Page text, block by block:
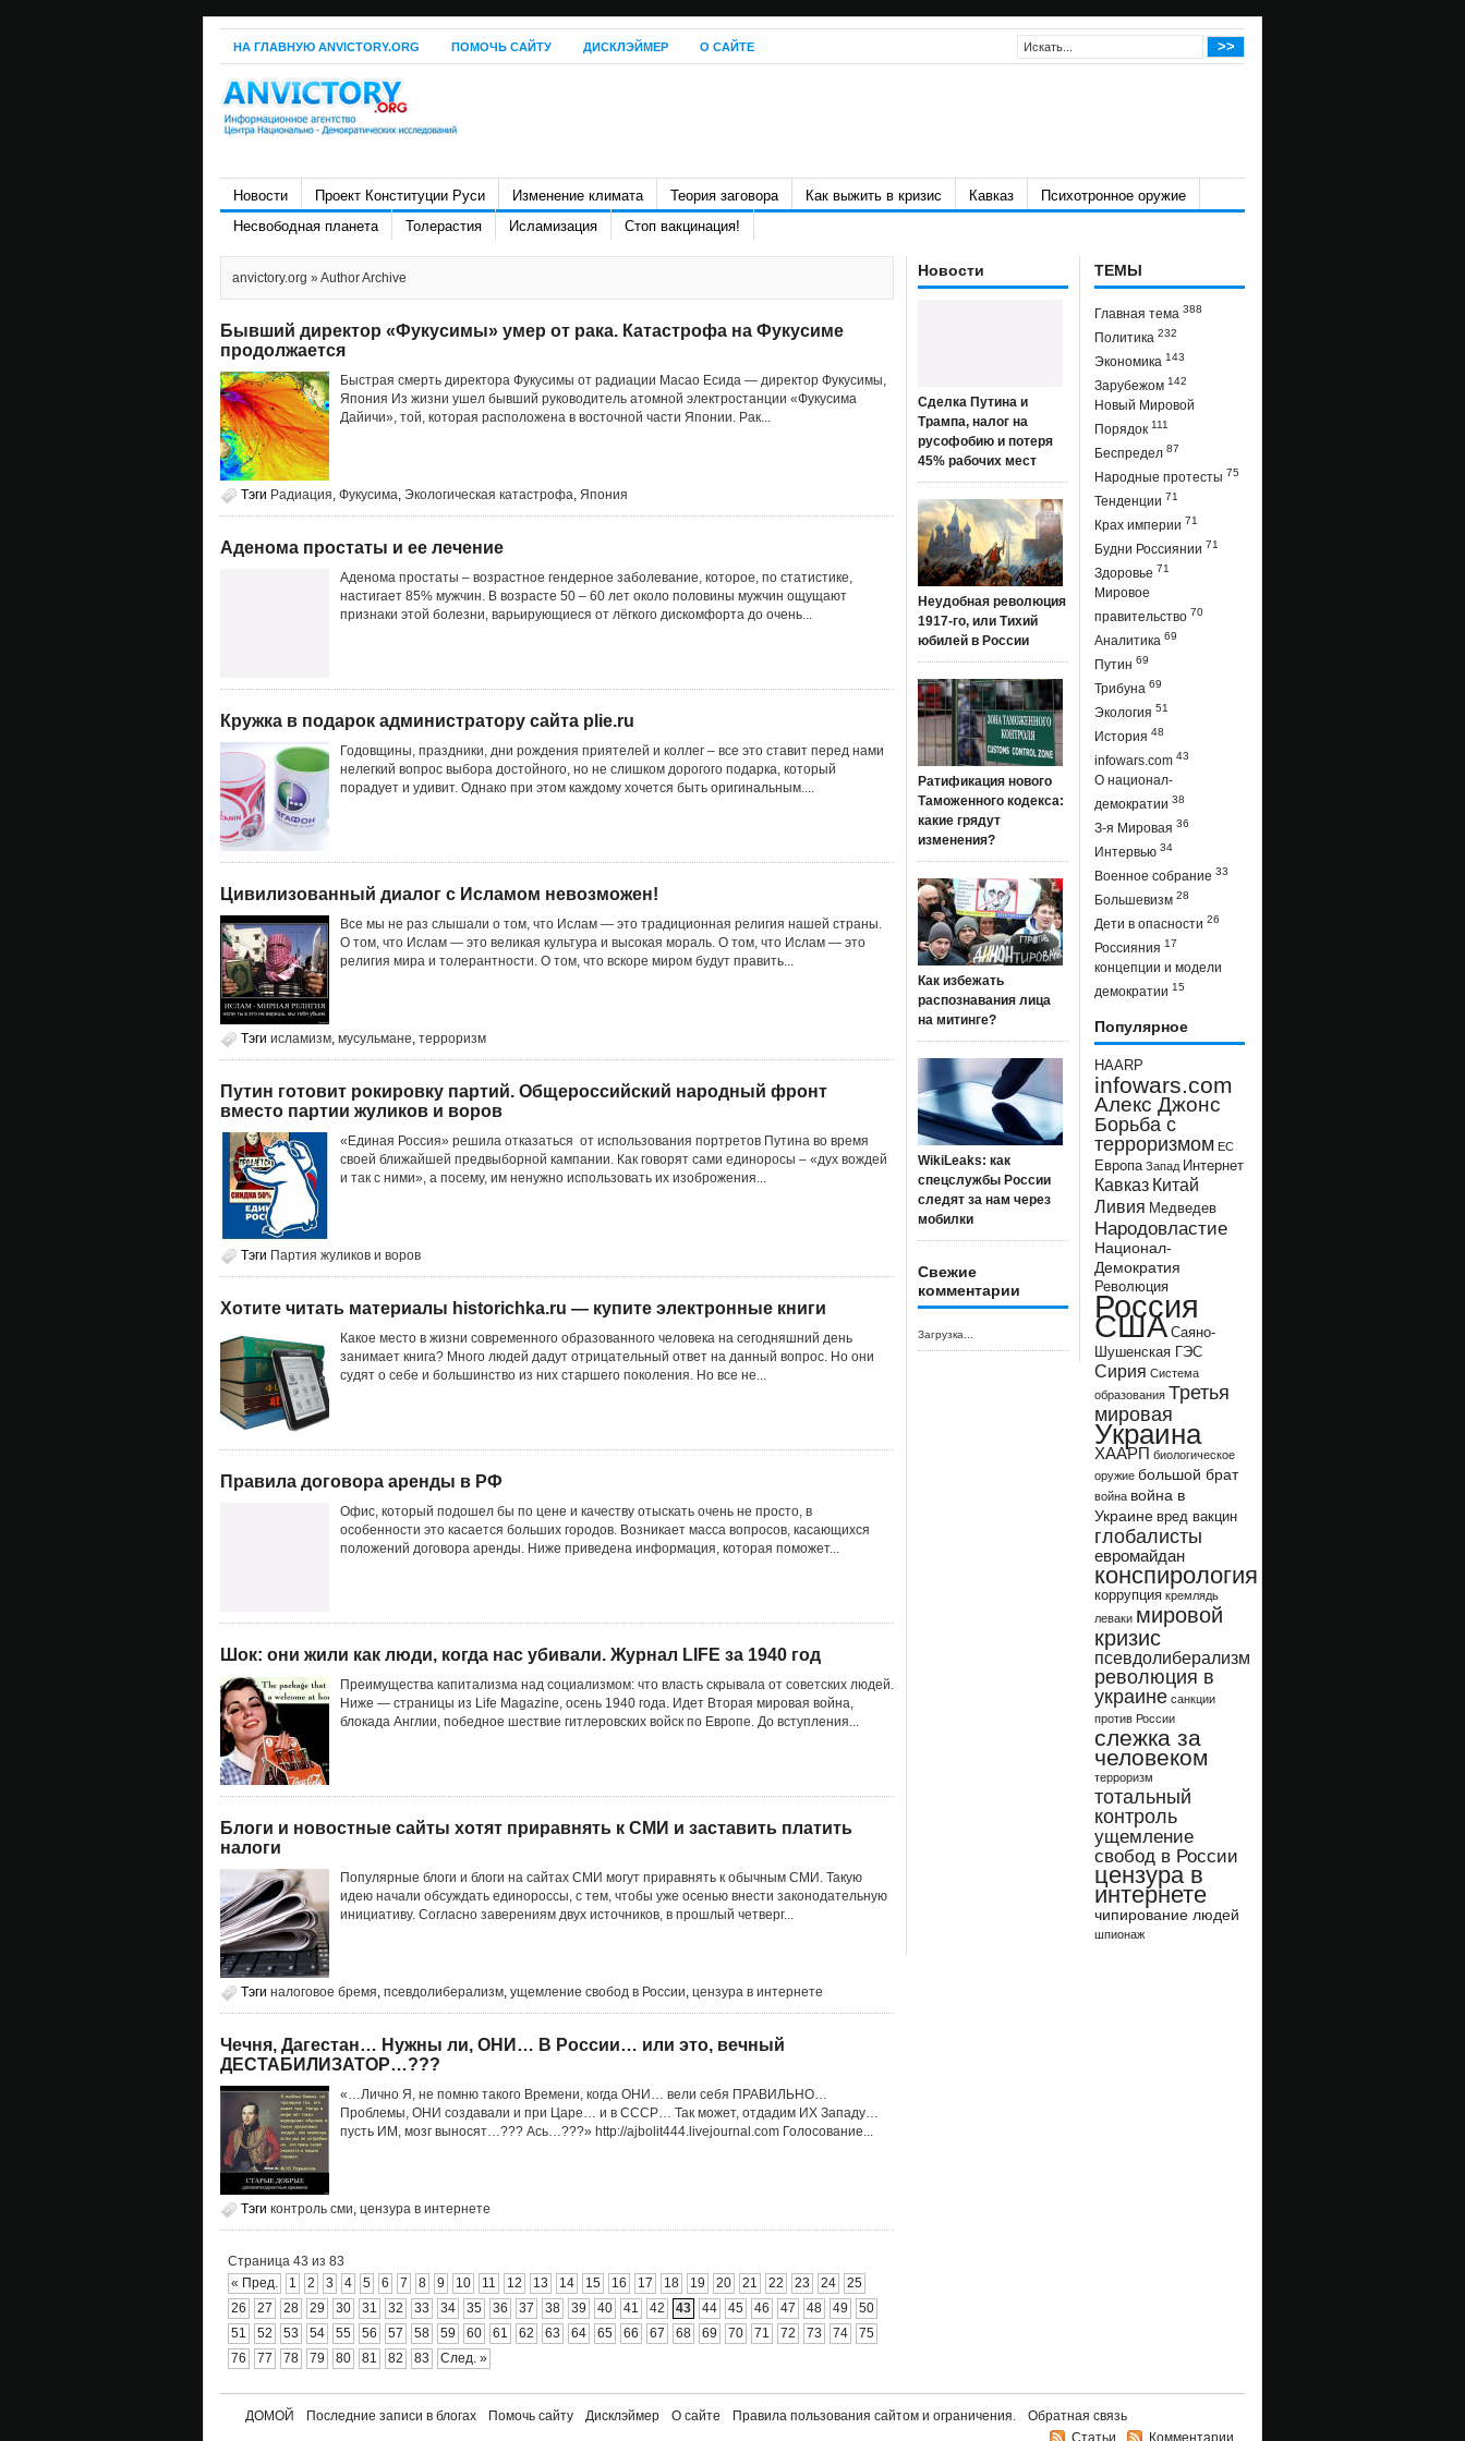
НА ГЛАВНУЮ ANVICTORY.ORG ПОМОЧЬ САЙТУ ДИСКЛЭЙМЕР О САЙТЕ
Новости Проект Конституции Руси Изменение климата Теория заговора Как выжить в кризис Кавказ
Психотронное оружие
Несвободная планета
Толерастия Исламизация Стоп вакцинация!
anvictory.org » Author Archive
Бывший директор «Фукусимы» умер от рака. Катастрофа на Фукусиме
продолжается
Быстрая смерть директора Фукусимы от радиации Масао Есида — директор Фукусимы,
Япония Из жизни ушел бывший руководитель атомной электростанции «Фукусима
Дайичи», той, которая расположена в восточной части Японии. Рак...
Тэги Радиация, Фукусима, Экологическая катастрофа, Япония
Аденома простаты и ее лечение
Аденома простаты – возрастное гендерное заболевание, которое, по статистике,
настигает 85% мужчин. В возрасте 50 – 60 лет около половины мужчин ощущают
признаки этой болезни, варьирующиеся от лёгкого дискомфорта до очень...
Кружка в подарок администратору сайта plie.ru
Годовщины, праздники, дни рождения приятелей и коллег – все это ставит перед нами
нелегкий вопрос выбора достойного, но не слишком дорогого подарка, который
порадует и удивит. Однако при этом каждому хочется быть оригинальным....
Цивилизованный диалог с Исламом невозможен!
Все мы не раз слышали о том, что Ислам — это традиционная религия нашей страны.
О том, что Ислам — это великая культура и высокая мораль. О том, что Ислам — это
религия мира и толерантности. О том, что вскоре миром будут править...
Тэги исламизм, мусульмане, терроризм
Путин готовит рокировку партий. Общероссийский народный фронт
вместо партии жуликов и воров
«Единая Россия» решила отказаться от использования портретов Путина во время
своей ближайшей предвыборной кампании. Как говорят сами единоросы – «дух вождей
и так с ними», а посему, им ненужно использовать их изоброжения...
Тэги Партия жуликов и воров
Хотите читать материалы historichka.ru — купите электронные книги
Какое место в жизни современного образованного человека на сегодняшний день
занимает книга? Много людей дадут отрицательный ответ на данный вопрос. Но они
судят о себе и большинство из них старшего поколения. Но все не...
Правила договора аренды в РФ
Офис, который подошел бы по цене и качеству отыскать очень не просто, в
особенности это касается больших городов. Возникает масса вопросов, касающихся
положений договора аренды. Ниже приведена информация, которая поможет...
Шок: они жили как люди, когда нас убивали. Журнал LIFE за 1940 год
Преимущества капитализма над социализмом: что власть скрывала от советских людей.
Ниже — страницы из Life Magazine, осень 1940 года. Идет Вторая мировая война,
блокада Англии, победное шествие гитлеровских войск по Европе. До вступления...
Блоги и новостные сайты хотят приравнять к СМИ и заставить платить
налоги
Популярные блоги и блоги на сайтах СМИ могут приравнять к обычным СМИ. Такую
идею начали обсуждать единороссы, с тем, чтобы уже осенью внести законодательную
инициативу. Согласно заверениям двух источников, в прошлый четверг...
Тэги налоговое бремя, псевдолиберализм, ущемление свобод в России, цензура в интернете
Чечня, Дагестан… Нужны ли, ОНИ… В России… или это, вечный
ДЕСТАБИЛИЗАТОР…???
«…Лично Я, не помню такого Времени, когда ОНИ… вели себя ПРАВИЛЬНО…
Проблемы, ОНИ создавали и при Царе… и в СССР… Так может, отдадим ИХ Западу…
пусть ИМ, мозг выносят…??? Ась…???» http://ajbolit444.livejournal.com Голосование...
Тэги контроль сми, цензура в интернете
Страница 43 из 83
« Пред.
1 2 3 4 5 6 7 8 9 10 11 12 13 14 15 16 17 18 19 20 21 22 23 24
25
26
27 28 29 30 31 32 33 34 35 36 37 38 39 40 41 42 43 44 45 46 47 48 49
50
51
52 53 54 55 56 57 58 59 60 61 62 63 64 65 66 67 68 69 70 71 72 73 74
75
76
77 78 79 80 81 82 83 След. »
Новости
Сделка Путина и
Трампа, налог на
русофобию и потеря
45% рабочих мест
Неудобная революция
1917-го, или Тихий
юбилей в России
Ратификация нового
Таможенного кодекса:
какие грядут
изменения?
Как избежать
распознавания лица
на митинге?
WikiLeaks: как
спецслужбы России
следят за нам через
мобилки
Свежие
комментарии
Загрузка...
ТЕМЫ
Главная тема 388
Политика 232
Экономика 143
Зарубежом 142
Новый Мировой
Порядок 111
Беспредел 87
Народные протесты 75
Тенденции 71
Крах империи 71
Будни Россиянии 71
Здоровье 71
Мировое
правительство 70
Аналитика 69
Путин 69
Трибуна 69
Экология 51
История 48
infowars.com 43
О национал-
демократии 38
З-я Мировая 36
Интервью 34
Военное собрание 33
Большевизм 28
Дети в опасности 26
Россияния 17
концепции и модели
демократии 15
Популярное
HAARP
infowars.com
Алекс Джонс
Борьба с
терроризмом ЕС
Европа Запад Интернет
Кавказ Китай
Ливия Медведев
Народовластие
Национал-
Демократия
Революция
Россия
США Саяно-
Шушенская ГЭС
Сирия Система
образования Третья
мировая
Украина
ХААРП биологическое
оружие большой брат
война война в
Украине вред вакцин
глобалисты
евромайдан
конспирология
коррупция кремлядь
леваки мировой
кризис
псевдолиберализм
революция в
украине санкции
против России
слежка за
человеком
терроризм
тотальный
контроль
ущемление
свобод в России
цензура в
интернете
чипирование людей
шпионаж
ДОМОЙ Последние записи в блогах Помочь сайту Дисклэймер О сайте Правила пользования сайтом и ограничения.
Обратная связь
Статьи
Комментарии